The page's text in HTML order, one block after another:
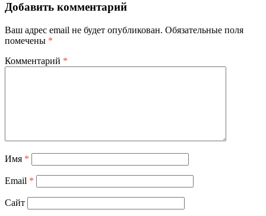
Добавить комментарий
Ваш адрес email не будет опубликован. Обязательные поля
помечены *
Комментарий *
Имя *
Email *
Сайт